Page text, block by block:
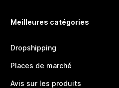
Meilleures catégories
Dropshipping
Places de marché
Avis sur les produits